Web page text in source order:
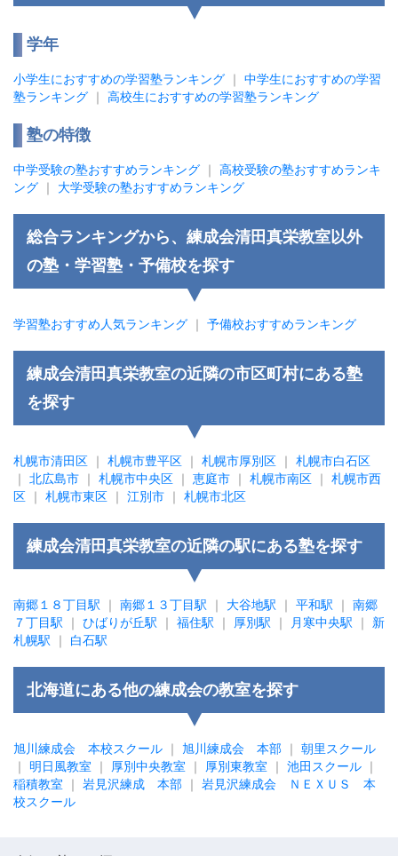
学年
小学生におすすめの学習塾ランキング ｜ 中学生におすすめの学習
塾ランキング ｜ 高校生におすすめの学習塾ランキング
塾の特徴
中学受験の塾おすすめランキング ｜ 高校受験の塾おすすめランキ
ング ｜ 大学受験の塾おすすめランキング
総合ランキングから、練成会清田真栄教室以外
の塾・学習塾・予備校を探す
学習塾おすすめ人気ランキング ｜ 予備校おすすめランキング
練成会清田真栄教室の近隣の市区町村にある塾
を探す
札幌市清田区 ｜ 札幌市豊平区 ｜ 札幌市厚別区 ｜ 札幌市白石区
｜ 北広島市 ｜ 札幌市中央区 ｜ 恵庭市 ｜ 札幌市南区 ｜ 札幌市西
区 ｜ 札幌市東区 ｜ 江別市 ｜ 札幌市北区
練成会清田真栄教室の近隣の駅にある塾を探す
南郷１８丁目駅 ｜ 南郷１３丁目駅 ｜ 大谷地駅 ｜ 平和駅 ｜ 南郷
７丁目駅 ｜ ひばりが丘駅 ｜ 福住駅 ｜ 厚別駅 ｜ 月寒中央駅 ｜ 新
札幌駅 ｜ 白石駅
北海道にある他の練成会の教室を探す
旭川練成会 本校スクール ｜ 旭川練成会 本部 ｜ 朝里スクール
｜ 明日風教室 ｜ 厚別中央教室 ｜ 厚別東教室 ｜ 池田スクール ｜
稲積教室 ｜ 岩見沢練成 本部 ｜ 岩見沢練成会 ＮＥＸＵＳ 本
校スクール